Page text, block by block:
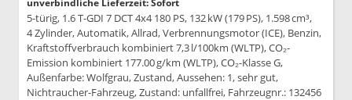
unverbindliche Lieferzeit: Sofort
5-türig, 1.6 T-GDI 7 DCT 4x4 180 PS, 132 kW (179 PS), 1.598 cm³,
4 Zylinder, Automatik, Allrad, Verbrennungsmotor (ICE), Benzin,
Kraftstoffverbrauch kombiniert 7,3 l/100km (WLTP), CO₂-
Emission kombiniert 177.00 g/km (WLTP), CO₂-Klasse G,
Außenfarbe: Wolfgrau, Zustand, Aussehen: 1, sehr gut,
Nichtraucher-Fahrzeug, Zustand: unfallfrei, Fahrzeugnr.: 132456